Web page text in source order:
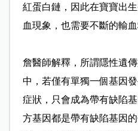
紅蛋白鏈，因此在寶寶出
血現象，也需要不斷的輸血
詹醫師解釋，所謂隱性遺
中，若僅有單獨一個基因
症狀，只會成為帶有缺陷
方基因都是帶有缺陷基因